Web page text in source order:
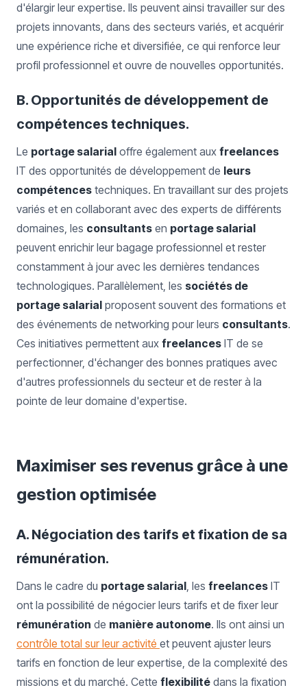
d'élargir leur expertise. Ils peuvent ainsi travailler sur des
projets innovants, dans des secteurs variés, et acquérir
une expérience riche et diversifiée, ce qui renforce leur
profil professionnel et ouvre de nouvelles opportunités.
B. Opportunités de développement de
compétences techniques.
Le portage salarial offre également aux freelances
IT des opportunités de développement de leurs
compétences techniques. En travaillant sur des projets
variés et en collaborant avec des experts de différents
domaines, les consultants en portage salarial
peuvent enrichir leur bagage professionnel et rester
constamment à jour avec les dernières tendances
technologiques. Parallèlement, les sociétés de
portage salarial proposent souvent des formations et
des événements de networking pour leurs consultants.
Ces initiatives permettent aux freelances IT de se
perfectionner, d'échanger des bonnes pratiques avec
d'autres professionnels du secteur et de rester à la
pointe de leur domaine d'expertise.
Maximiser ses revenus grâce à une
gestion optimisée
A. Négociation des tarifs et fixation de sa
rémunération.
Dans le cadre du portage salarial, les freelances IT
ont la possibilité de négocier leurs tarifs et de fixer leur
rémunération de manière autonome. Ils ont ainsi un
contrôle total sur leur activité et peuvent ajuster leurs
tarifs en fonction de leur expertise, de la complexité des
missions et du marché. Cette flexibilité dans la fixation